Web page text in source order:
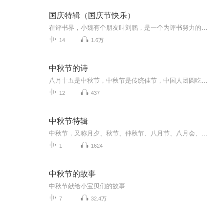
国庆特辑（国庆节快乐）
14 1.6万
中秋节的诗
12 437
中秋节特辑
1 1624
中秋节的故事
中秋节献给小宝贝们的故事
7 32.4万